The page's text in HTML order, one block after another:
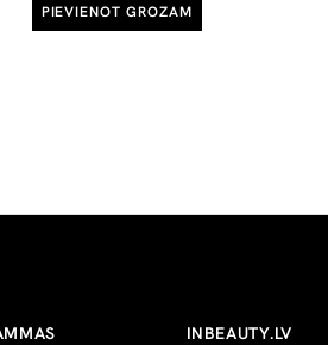
PIEVIENOT GROZAM
INBEAUTY.LV